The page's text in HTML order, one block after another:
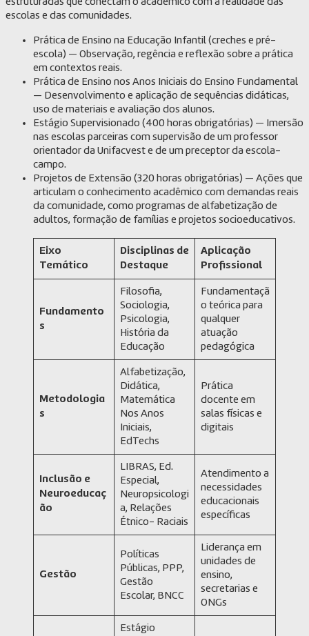
estruturadas que conectam o acadêmico com a realidade das
escolas e das comunidades.
Prática de Ensino na Educação Infantil (creches e pré-
escola) — Observação, regência e reflexão sobre a prática
em contextos reais.
Prática de Ensino nos Anos Iniciais do Ensino Fundamental
— Desenvolvimento e aplicação de sequências didáticas,
uso de materiais e avaliação dos alunos.
Estágio Supervisionado (400 horas obrigatórias) — Imersão
nas escolas parceiras com supervisão de um professor
orientador da Unifacvest e de um preceptor da escola-
campo.
Projetos de Extensão (320 horas obrigatórias) — Ações que
articulam o conhecimento acadêmico com demandas reais
da comunidade, como programas de alfabetização de
adultos, formação de famílias e projetos socioeducativos.
Eixo
Temático
Disciplinas de
Destaque
Aplicação
Profissional
Fundamento
s
Filosofia,
Sociologia,
Psicologia,
História da
Educação
Fundamentaçã
o teórica para
qualquer
atuação
pedagógica
Metodologia
s
Alfabetização,
Didática,
Matemática
Nos Anos
Iniciais,
EdTechs
Prática
docente em
salas físicas e
digitais
Inclusão e
Neuroeducaç
ão
LIBRAS, Ed.
Especial,
Neuropsicologi
a, Relações
Étnico- Raciais
Atendimento a
necessidades
educacionais
específicas
Gestão
Políticas
Públicas, PPP,
Gestão
Escolar, BNCC
Liderança em
unidades de
ensino,
secretarias e
ONGs
Estágio